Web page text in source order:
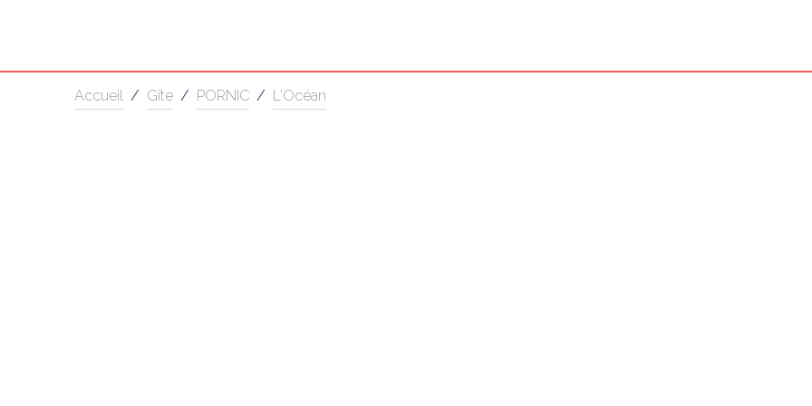
Accueil / Gîte / PORNIC / L'Océan